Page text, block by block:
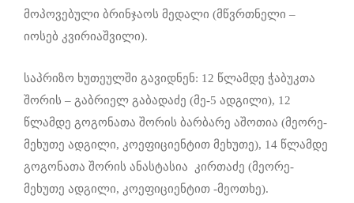
მოპოვებული ბრინჯაოს მედალი (მწვრთნელი –
იოსებ კვირიაშვილი).
საპრიზო ხუთეულში გავიდნენ: 12 წლამდე ჭაბუკთა
შორის – გაბრიელ გაბადაძე (მე-5 ადგილი), 12
წლამდე გოგონათა შორის ბარბარე აშოთია (მეორე-
მეხუთე ადგილი, კოეფიციენტით მეხუთე), 14 წლამდე
გოგონათა შორის ანასტასია კირთაძე (მეორე-
მეხუთე ადგილი, კოეფიციენტით -მეოთხე).